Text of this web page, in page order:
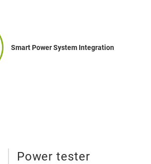
Smart Power System Integration
Power tester